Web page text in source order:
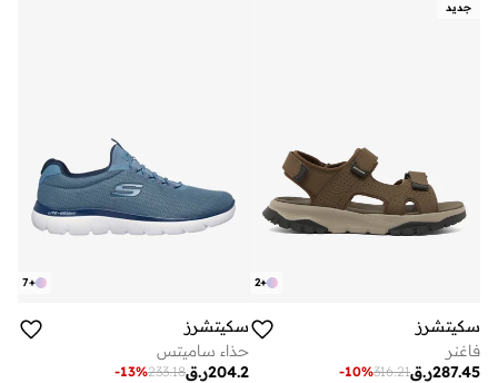
جديد
+
2
سكيتشرز
فاغنر
ر.ق287.45
316.21
-10%
+
7
سكيتشرز
حذاء ساميتس
ر.ق204.2
233.18
-13%